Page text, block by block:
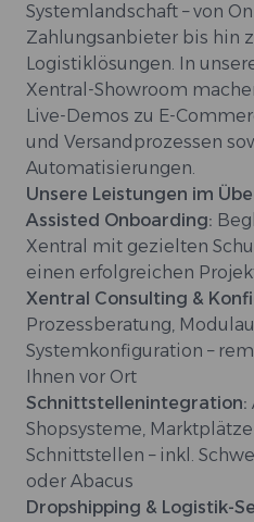
Systemlandschaft – von
Zahlungsanbieter bis hin
Logistiklösungen. In
Xentral-Showroom
Live-Demos zu E-
und Versandprozessen
Automatisierungen.
Unsere Leistungen im
Assisted Onboarding:
Xentral mit gezielten
einen erfolgreichen
Xentral Consulting &
Prozessberatung,
Systemkonfiguration –
Ihnen vor Ort
Schnittstellenintegration:
Shopsysteme,
Schnittstellen – inkl.
oder Abacus
Dropshipping & Logistik-